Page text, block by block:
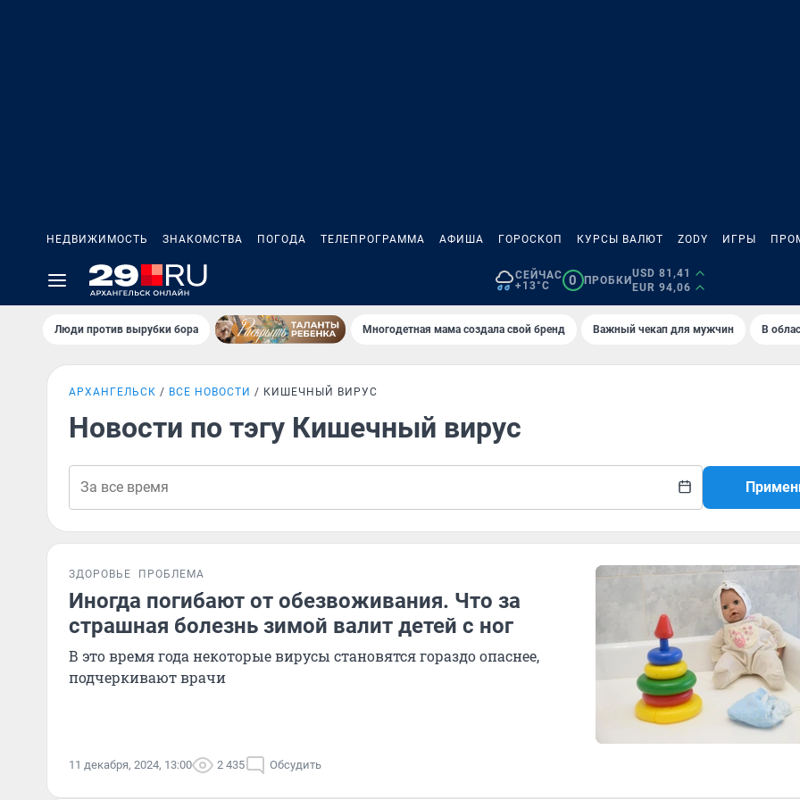
НЕДВИЖИМОСТЬ ЗНАКОМСТВА ПОГОДА ТЕЛЕПРОГРАММА АФИША ГОРОСКОП КУРСЫ ВАЛЮТ ZODY ИГРЫ
СЕЙЧАС
+13°C
0 ПРОБКИ
USD 81,41
EUR 94,06
Люди против вырубки бора Многодетная мама создала свой бренд Важный чекап для мужчин В
АРХАНГЕЛЬСК ВСЕ НОВОСТИ КИШЕЧНЫЙ ВИРУС
Новости по тэгу Кишечный вирус
ЗДОРОВЬЕ ПРОБЛЕМА
Иногда погибают от обезвоживания. Что за
страшная болезнь зимой валит детей с ног
В это время года некоторые вирусы становятся гораздо опаснее,
подчеркивают врачи
11 декабря, 2024, 13:00 2 435 Обсудить